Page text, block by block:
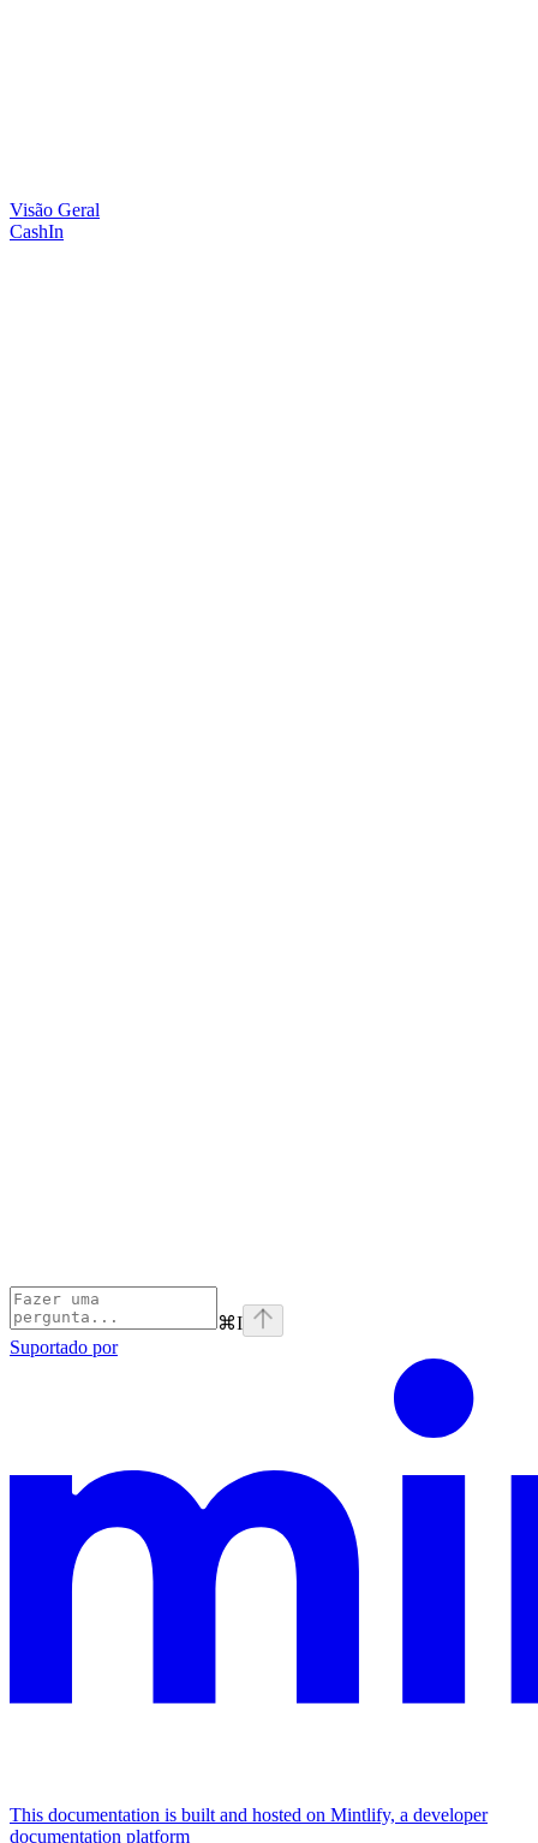
Visão Geral
CashIn
⌘I
Suportado por
This documentation is built and hosted on Mintlify, a developer
documentation platform